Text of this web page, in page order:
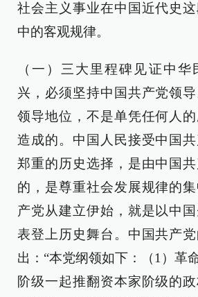
社会主义事业在中国近代史
中的客观规律。
（一）三大里程碑见证中华
兴，必须坚持中国共产党领
领导地位，不是单凭任何人
造成的。中国人民接受中国
郑重的历史选择，是由中国
的，是尊重社会发展规律的
产党从建立伊始，就是以中
表登上历史舞台。中国共产
出：“本党纲领如下：（1）革
阶级一起推翻资本家阶级的